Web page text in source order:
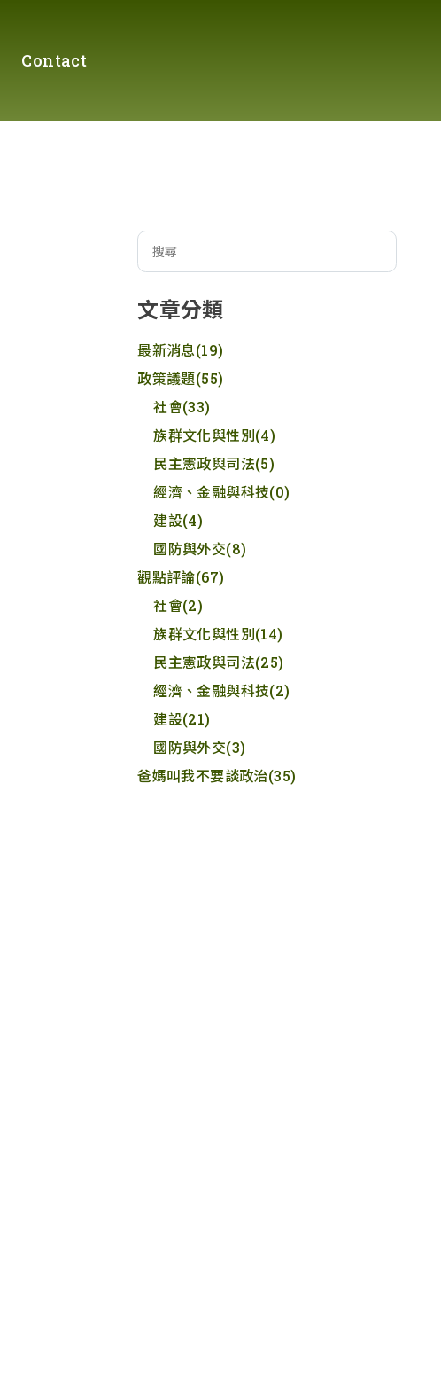
Contact
文章分類
最新消息(19)
政策議題(55)
社會(33)
族群文化與性別(4)
民主憲政與司法(5)
經濟、金融與科技(0)
建設(4)
國防與外交(8)
觀點評論(67)
社會(2)
族群文化與性別(14)
民主憲政與司法(25)
經濟、金融與科技(2)
建設(21)
國防與外交(3)
爸媽叫我不要談政治(35)